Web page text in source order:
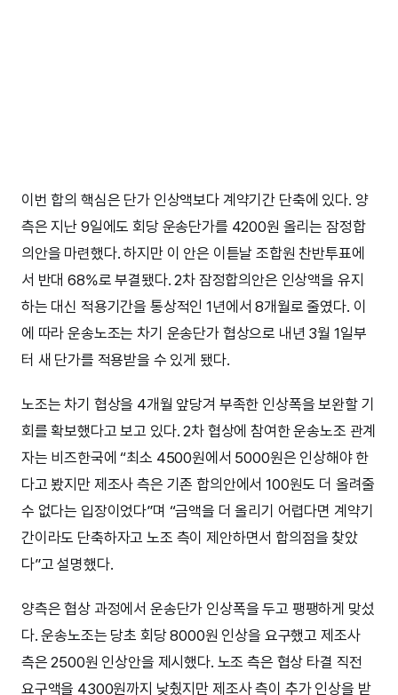
이번 합의 핵심은 단가 인상액보다 계약기간 단축에 있다. 양
측은 지난 9일에도 회당 운송단가를 4200원 올리는 잠정합
의안을 마련했다. 하지만 이 안은 이튿날 조합원 찬반투표에
서 반대 68%로 부결됐다. 2차 잠정합의안은 인상액을 유지
하는 대신 적용기간을 통상적인 1년에서 8개월로 줄였다. 이
에 따라 운송노조는 차기 운송단가 협상으로 내년 3월 1일부
터 새 단가를 적용받을 수 있게 됐다.
노조는 차기 협상을 4개월 앞당겨 부족한 인상폭을 보완할 기
회를 확보했다고 보고 있다. 2차 협상에 참여한 운송노조 관계
자는 비즈한국에 “최소 4500원에서 5000원은 인상해야 한
다고 봤지만 제조사 측은 기존 합의안에서 100원도 더 올려줄
수 없다는 입장이었다”며 “금액을 더 올리기 어렵다면 계약기
간이라도 단축하자고 노조 측이 제안하면서 합의점을 찾았
다”고 설명했다.
양측은 협상 과정에서 운송단가 인상폭을 두고 팽팽하게 맞섰
다. 운송노조는 당초 회당 8000원 인상을 요구했고 제조사
측은 2500원 인상안을 제시했다. 노조 측은 협상 타결 직전
요구액을 4300원까지 낮췄지만 제조사 측이 추가 인상을 받